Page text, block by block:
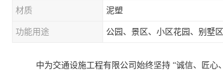
材质 泥塑
功能用途
中为交通设施工程有限公司始终坚持 “诚信、匠